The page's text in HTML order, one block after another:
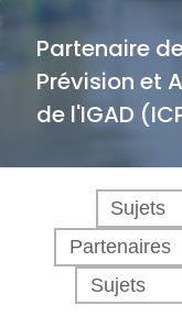
Partenaire de
Prévision et
de l'IGAD